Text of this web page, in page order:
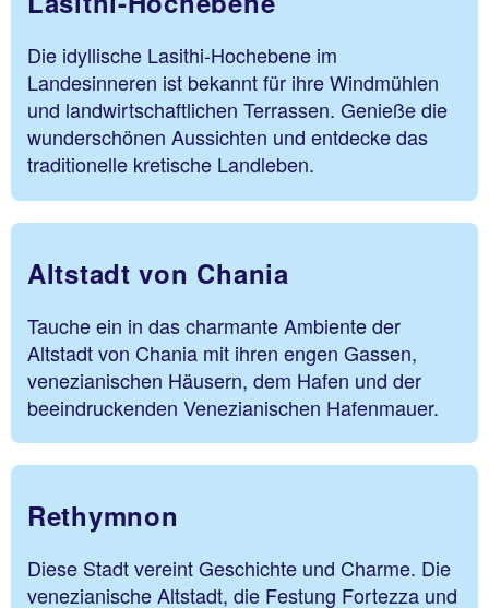
Die idyllische Lasithi-Hochebene im
Landesinneren ist bekannt für ihre Windmühlen
und landwirtschaftlichen Terrassen. Genieße die
wunderschönen Aussichten und entdecke das
traditionelle kretische Landleben.
Altstadt von Chania
Tauche ein in das charmante Ambiente der
Altstadt von Chania mit ihren engen Gassen,
venezianischen Häusern, dem Hafen und der
beeindruckenden Venezianischen Hafenmauer.
Rethymnon
Diese Stadt vereint Geschichte und Charme. Die
venezianische Altstadt, die Festung Fortezza und